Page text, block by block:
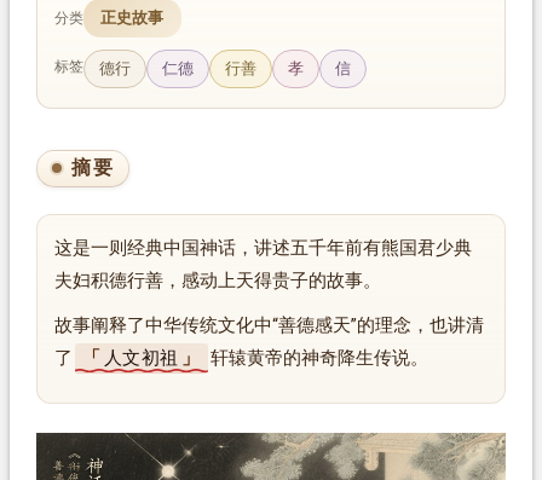
分类 正史故事
标签 德行 仁德 行善 孝 信
摘要
这是一则经典中国神话，讲述五千年前有熊国君少典
夫妇积德行善，感动上天得贵子的故事。
故事阐释了中华传统文化中“善德感天”的理念，也讲清
了
人文初祖 轩辕黄帝的神奇降生传说。